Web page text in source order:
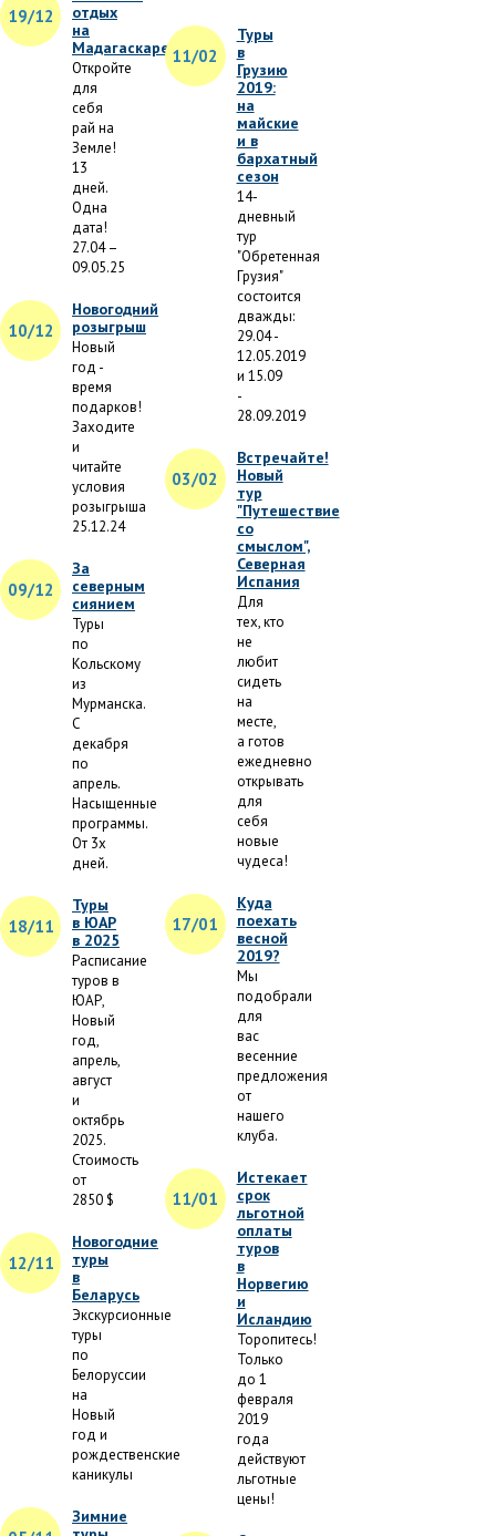
19/12
отдых
на
Мадагаскаре
Откройте
для
себя
рай на
Земле!
13
дней.
Одна
дата!
27.04 –
09.05.25
10/12
Новогодний
розыгрыш
Новый
год -
время
подарков!
Заходите
и
читайте
условия
розыгрыша
25.12.24
09/12
За
северным
сиянием
Туры
по
Кольскому
из
Мурманска.
С
декабря
по
апрель.
Насыщенные
программы.
От 3х
дней.
18/11
Туры
в ЮАР
в 2025
Расписание
туров в
ЮАР,
Новый
год,
апрель,
август
и
октябрь
2025.
Стоимость
от
2850 $
12/11
Новогодние
туры
в
Беларусь
Экскурсионные
туры
по
Белоруссии
на
Новый
год и
рождественские
каникулы
Зимние
11/02
Туры
в
Грузию
2019:
на
майские
и в
бархатный
сезон
14-
дневный
тур
"Обретенная
Грузия"
состоится
дважды:
29.04 -
12.05.2019
и 15.09
-
28.09.2019
03/02
Встречайте!
Новый
тур
"Путешествие
со
смыслом",
Северная
Испания
Для
тех, кто
не
любит
сидеть
на
месте,
а готов
ежедневно
открывать
для
себя
новые
чудеса!
17/01
Куда
поехать
весной
2019?
Мы
подобрали
для
вас
весенние
предложения
от
нашего
клуба.
11/01
Истекает
срок
льготной
оплаты
туров
в
Норвегию
и
Исландию
Торопитесь!
Только
до 1
февраля
2019
года
действуют
льготные
цены!